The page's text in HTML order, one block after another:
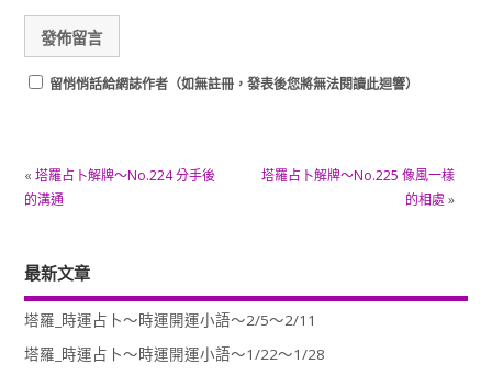
留悄悄話給網誌作者（如無註冊，發表後您將無法閱讀此迴響）
« 塔羅占卜解牌～No.224 分手後
的溝通
塔羅占卜解牌～No.225 像風一樣
的相處»
最新文章
塔羅_時運占卜～時運開運小語～2/5～2/11
塔羅_時運占卜～時運開運小語～1/22～1/28